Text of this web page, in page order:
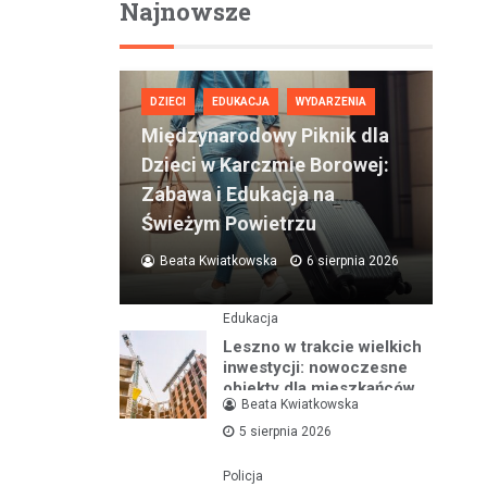
Najnowsze
DZIECI EDUKACJA WYDARZENIA
Międzynarodowy Piknik dla
Dzieci w Karczmie Borowej:
Zabawa i Edukacja na
Świeżym Powietrzu
Beata Kwiatkowska 6 sierpnia 2026
Edukacja
Leszno w trakcie wielkich
inwestycji: nowoczesne
obiekty dla mieszkańców
na lata
Beata Kwiatkowska
5 sierpnia 2026
Policja